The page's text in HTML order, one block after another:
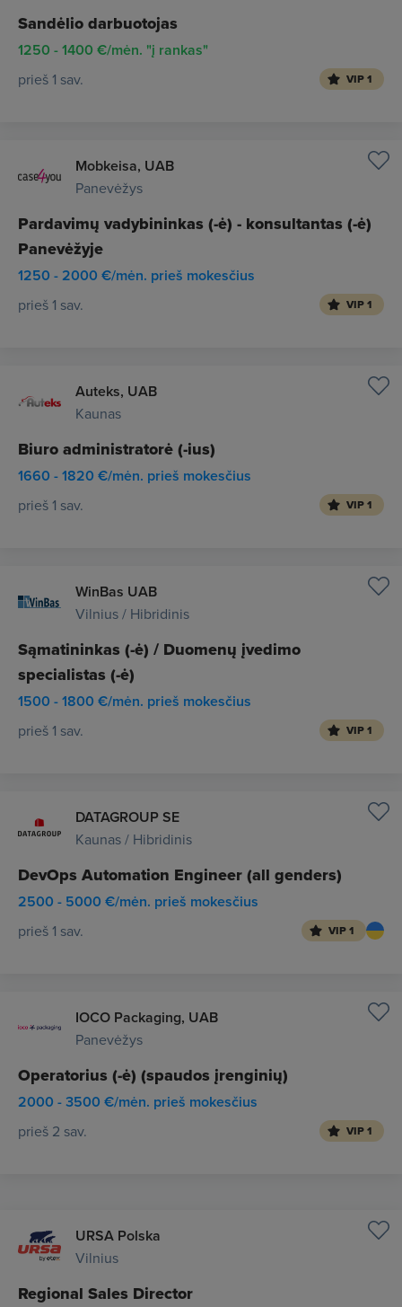
Sandėlio darbuotojas
1250 - 1400 €/mėn. "į rankas"
prieš 1 sav. VIP 1
Mobkeisa, UAB
Panevėžys
Pardavimų vadybininkas (-ė) - konsultantas (-ė)
Panevėžyje
1250 - 2000 €/mėn. prieš mokesčius
prieš 1 sav. VIP 1
Auteks, UAB
Kaunas
Biuro administratorė (-ius)
1660 - 1820 €/mėn. prieš mokesčius
prieš 1 sav. VIP 1
WinBas UAB
Vilnius / Hibridinis
Sąmatininkas (-ė) / Duomenų įvedimo
specialistas (-ė)
1500 - 1800 €/mėn. prieš mokesčius
prieš 1 sav. VIP 1
DATAGROUP SE
Kaunas / Hibridinis
DevOps Automation Engineer (all genders)
2500 - 5000 €/mėn. prieš mokesčius
prieš 1 sav. VIP 1
IOCO Packaging, UAB
Panevėžys
Operatorius (-ė) (spaudos įrenginių)
2000 - 3500 €/mėn. prieš mokesčius
prieš 2 sav. VIP 1
URSA Polska
Vilnius
Regional Sales Director